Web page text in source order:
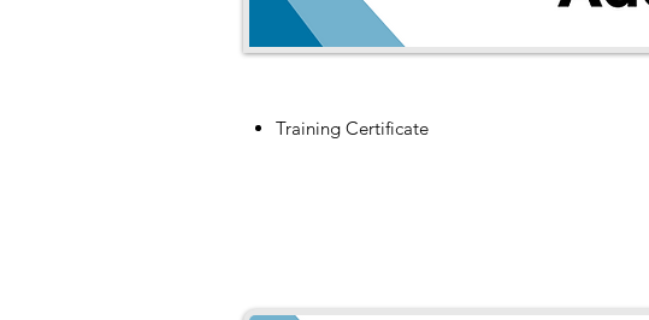
Training Certificate